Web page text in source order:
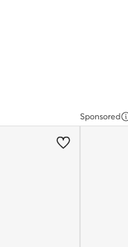
Sponsored